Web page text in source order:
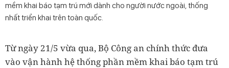
mềm khai báo tạm trú mới dành cho người nước ngoài, thống
nhất triển khai trên toàn quốc.
Từ ngày 21/5 vừa qua, Bộ Công an chính thức đưa
vào vận hành hệ thống phần mềm khai báo tạm trú